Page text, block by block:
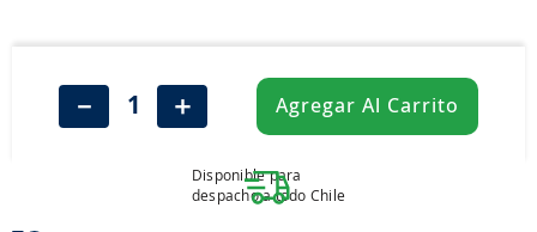
＋
－ Agregar Al Carrito
Disponible para
despacho a todo Chile
255